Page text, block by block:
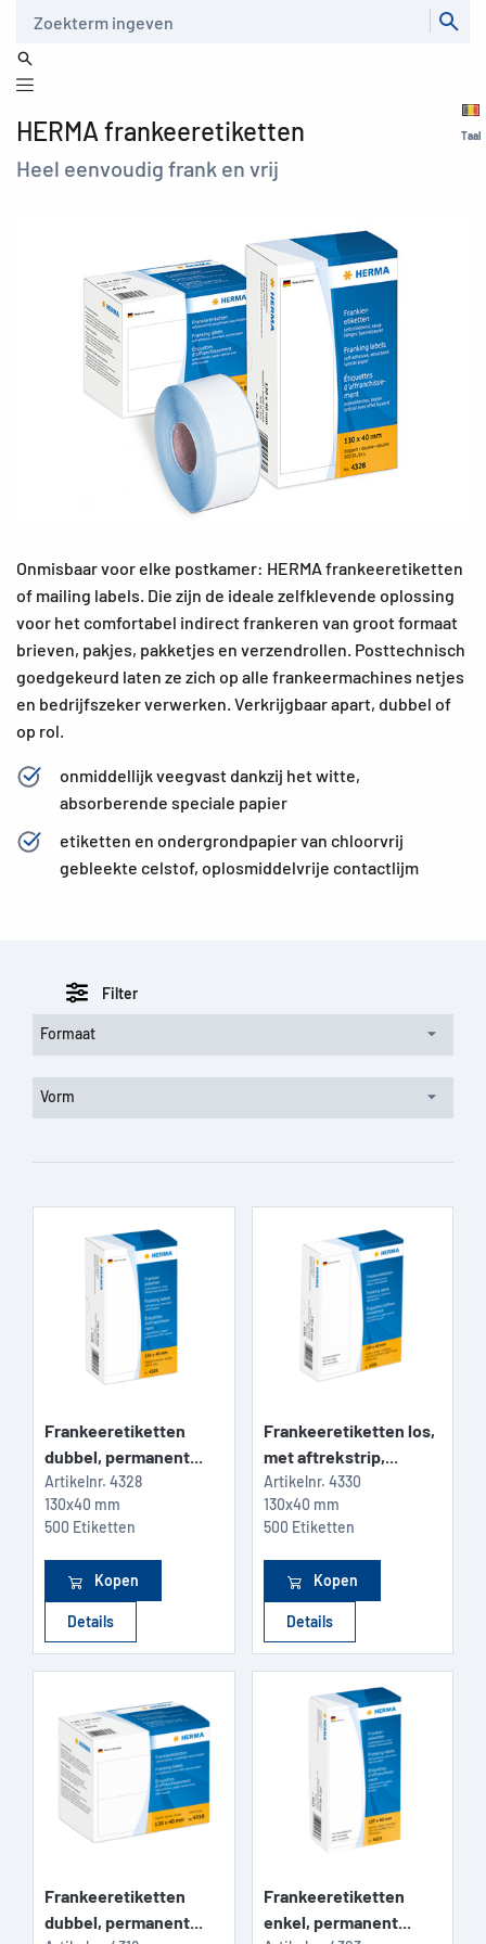
Taal
HERMA frankeeretiketten
Heel eenvoudig frank en vrij
Onmisbaar voor elke postkamer: HERMA frankeeretiketten
of mailing labels. Die zijn de ideale zelfklevende oplossing
voor het comfortabel indirect frankeren van groot formaat
brieven, pakjes, pakketjes en verzendrollen. Posttechnisch
goedgekeurd laten ze zich op alle frankeermachines netjes
en bedrijfszeker verwerken. Verkrijgbaar apart, dubbel of
op rol.
onmiddellijk veegvast dankzij het witte,
absorberende speciale papier
etiketten en ondergrondpapier van chloorvrij
gebleekte celstof, oplosmiddelvrije contactlijm
Filter
Formaat
Vorm
Frankeeretiketten
dubbel, permanent...
Artikelnr. 4328
130x40 mm
500 Etiketten
Kopen
Details
Frankeeretiketten los,
met aftrekstrip,...
Artikelnr. 4330
130x40 mm
500 Etiketten
Kopen
Details
Frankeeretiketten
dubbel, permanent...
Frankeeretiketten
enkel, permanent...